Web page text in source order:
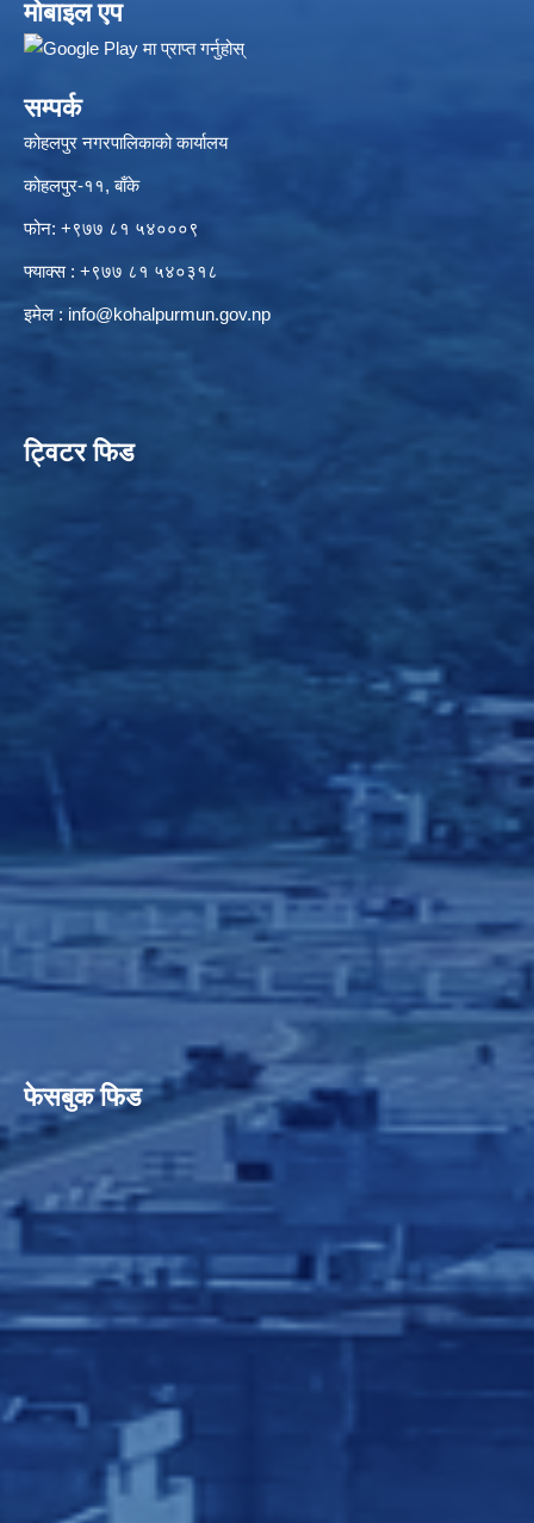
मोबाइल एप
सम्पर्क
कोहलपुर नगरपालिकाको कार्यालय
कोहलपुर-११, बाँके
फोन: +९७७ ८१ ५४०००९
फ्याक्स : +९७७ ८१ ५४०३१८
इमेल : info@kohalpurmun.gov.np
ट्विटर फिड
फेसबुक फिड